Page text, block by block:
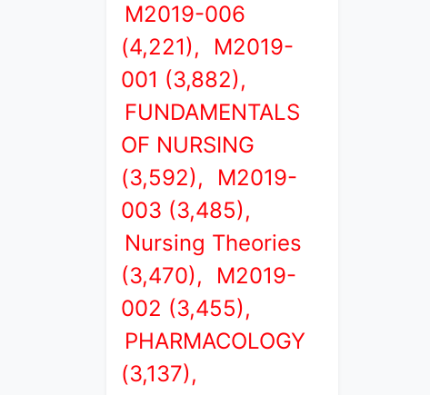
M2019-006
(4,221),
M2019-
001 (3,882),
FUNDAMENTALS
OF NURSING
(3,592),
M2019-
003 (3,485),
Nursing Theories
(3,470),
M2019-
002 (3,455),
PHARMACOLOGY
(3,137),